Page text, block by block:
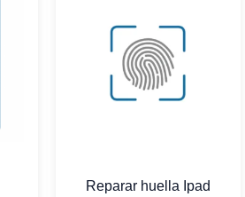
Reparar huella Ipad